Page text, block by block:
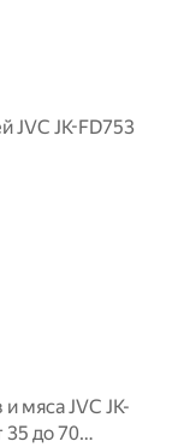
JK-FD753
мяса JVC JK-
35 до 70